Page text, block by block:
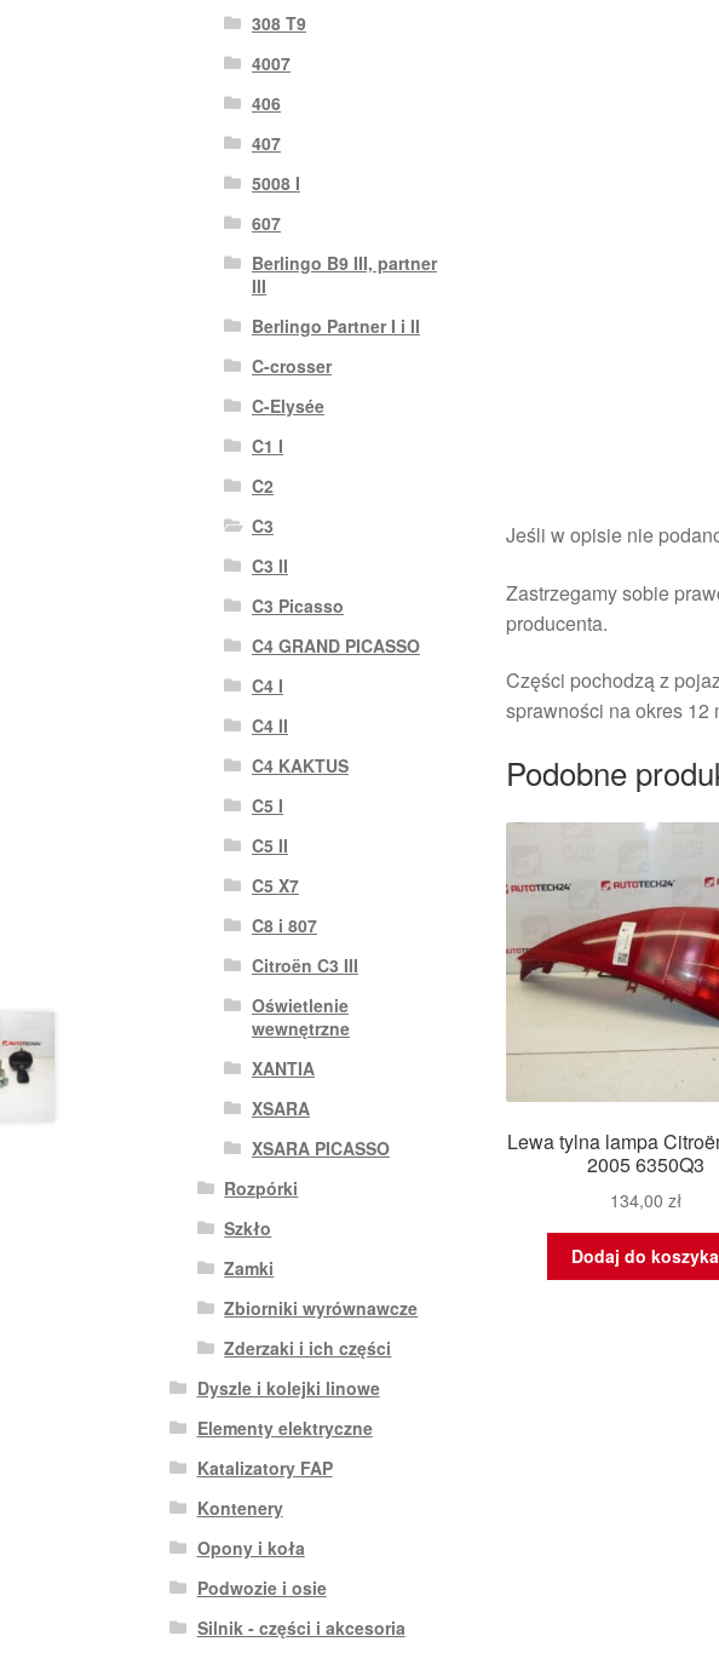
Jeśli w opisie nie
Zastrzegamy sobie
producenta.
Części pochodzą z
sprawności na okres 12
Podobne
Lewa tylna lampa
2005 6350Q3
134,00 zł
Dodaj do koszyka
308 T9
4007
406
407
5008 I
607
Berlingo B9 III, partner
III
Berlingo Partner I i II
C-crosser
C-Elysée
C1 I
C2
C3
C3 II
C3 Picasso
C4 GRAND PICASSO
C4 I
C4 II
C4 KAKTUS
C5 I
C5 II
C5 X7
C8 i 807
Citroën C3 III
Oświetlenie
wewnętrzne
XANTIA
XSARA
XSARA PICASSO
Rozpórki
Szkło
Zamki
Zbiorniki wyrównawcze
Zderzaki i ich części
Dyszle i kolejki linowe
Elementy elektryczne
Katalizatory FAP
Kontenery
Opony i koła
Podwozie i osie
Silnik - części i akcesoria